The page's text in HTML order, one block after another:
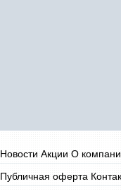
Новости Акции О
Публичная оферта